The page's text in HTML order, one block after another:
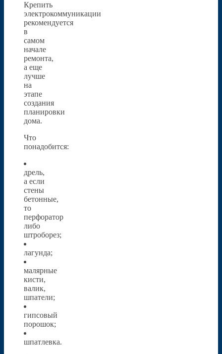
Крепить
электрокоммуникации
рекомендуется
в
самом
начале
ремонта,
а еще
лучше
на
этапе
создания
планировки
дома.
Что
понадобится:
дрель,
а если
стены
бетонные,
то
перфоратор
либо
штроборез;
лагунда;
малярные
кисти,
валик,
шпатели;
гипсовый
порошок;
шпатлевка.